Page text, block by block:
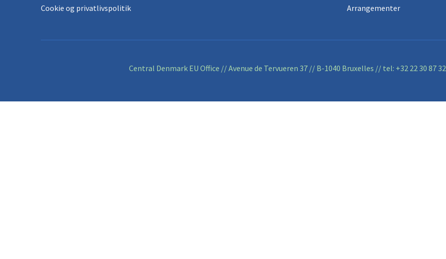
Cookie og privatlivspolitik
Arrangementer
Central Denmark EU Office // Avenue de Tervueren 37 // B-1040 Bruxelles // tel: +32 22 30 87 32